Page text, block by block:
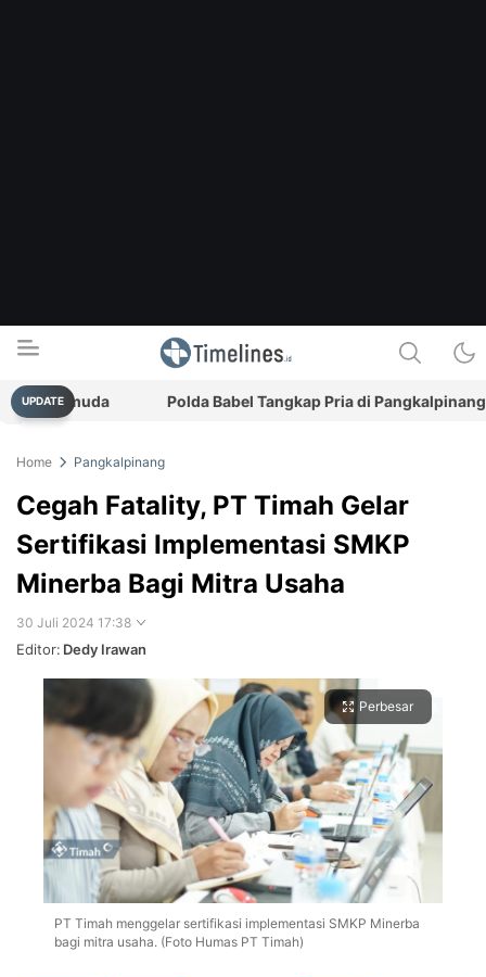
Timelines.id
Media Literasi, Sejarah & Budaya
UPDATE Polda Babel Tangkap Pria di Pangkalpinang,
Home Pangkalpinang
Cegah Fatality, PT Timah Gelar
Sertifikasi Implementasi SMKP
Minerba Bagi Mitra Usaha
30 Juli 2024 17:38
Editor: Dedy Irawan
Perbesar
PT Timah menggelar sertifikasi implementasi SMKP Minerba
bagi mitra usaha. (Foto Humas PT Timah)